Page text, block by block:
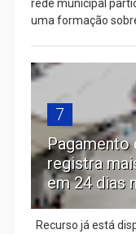
rede municipal
uma formação
7
Pagamento
registra
em 24 dias
Recurso já está